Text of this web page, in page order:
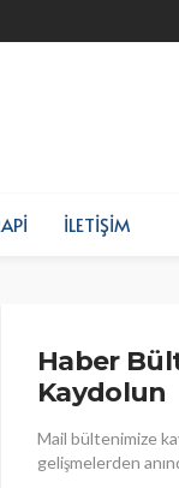
İLETIŞIM
Haber
Kaydolun
Mail bültenimize
gelişmelerden